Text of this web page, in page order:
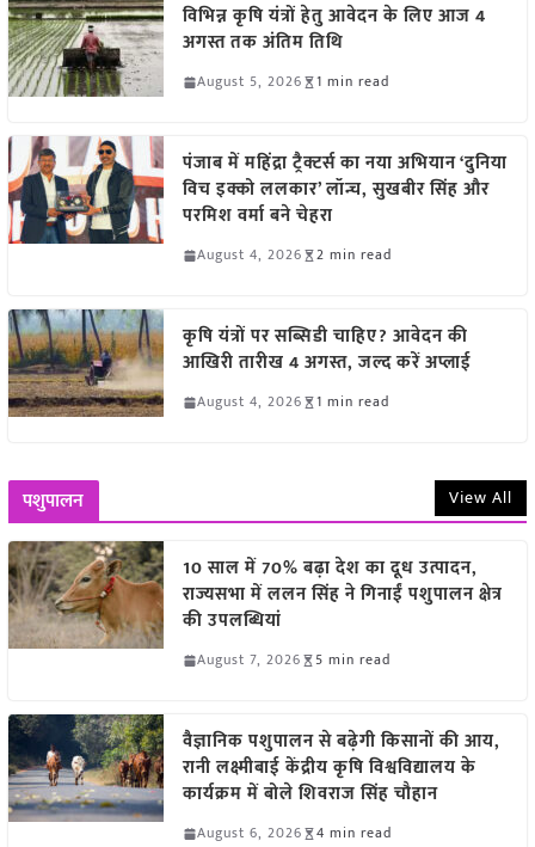
विभिन्न कृषि यंत्रों हेतु आवेदन के लिए आज 4
अगस्त तक अंतिम तिथि
August 5, 2026 1 min read
पंजाब में महिंद्रा ट्रैक्टर्स का नया अभियान ‘दुनिया
विच इक्को ललकार’ लॉन्च, सुखबीर सिंह और
परमिश वर्मा बने चेहरा
August 4, 2026 2 min read
कृषि यंत्रों पर सब्सिडी चाहिए? आवेदन की
आखिरी तारीख 4 अगस्त, जल्द करें अप्लाई
August 4, 2026 1 min read
पशुपालन View All
10 साल में 70% बढ़ा देश का दूध उत्पादन,
राज्यसभा में ललन सिंह ने गिनाईं पशुपालन क्षेत्र
की उपलब्धियां
August 7, 2026 5 min read
वैज्ञानिक पशुपालन से बढ़ेगी किसानों की आय,
रानी लक्ष्मीबाई केंद्रीय कृषि विश्वविद्यालय के
कार्यक्रम में बोले शिवराज सिंह चौहान
August 6, 2026 4 min read